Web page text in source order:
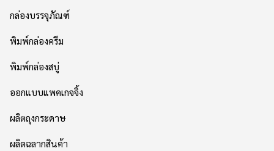
กล่องบรรจุภัณฑ์
พิมพ์กล่องครีม
พิมพ์กล่องสบู่
ออกแบบแพคเกจจิ้ง
ผลิตถุงกระดาษ
ผลิตฉลากสินค้า